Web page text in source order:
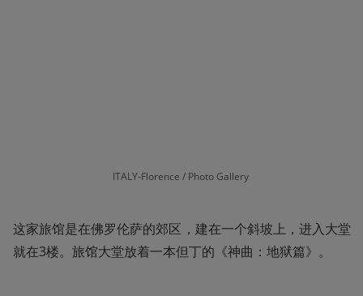
ITALY-Florence / Photo Gallery
这家旅馆是在佛罗伦萨的郊区，建在一个斜坡上，进入大堂
就在3楼。旅馆大堂放着一本但丁的《神曲：地狱篇》。